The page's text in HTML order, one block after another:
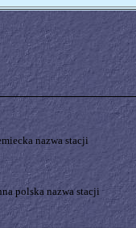
nazwa stacji
polska nazwa stacji